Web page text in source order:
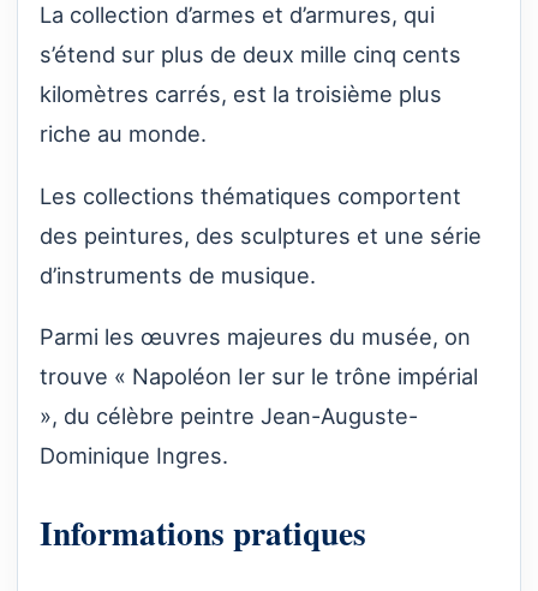
La collection d’armes et d’armures, qui
s’étend sur plus de deux mille cinq cents
kilomètres carrés, est la troisième plus
riche au monde.
Les collections thématiques comportent
des peintures, des sculptures et une série
d’instruments de musique.
Parmi les œuvres majeures du musée, on
trouve « Napoléon Ier sur le trône impérial
», du célèbre peintre Jean-Auguste-
Dominique Ingres.
Informations pratiques